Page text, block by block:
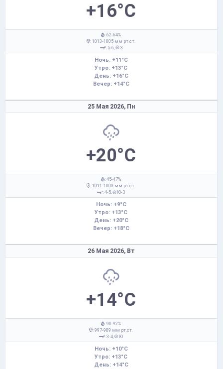
+16°C
: 62-64%
: 1013-1005 мм рт.ст.
: 5-6,
З
Ночь: +11°C
Утро: +13°C
День: +16°C
Вечер: +14°C
25 Мая 2026, Пн
+20°C
: 45-47%
: 1011-1003 мм рт.ст.
: 4-5,
Ю-З
Ночь: +9°C
Утро: +13°C
День: +20°C
Вечер: +18°C
26 Мая 2026, Вт
+14°C
: 90-92%
: 997-989 мм рт.ст.
: 3-4,
Ю
Ночь: +10°C
Утро: +13°C
День: +14°C